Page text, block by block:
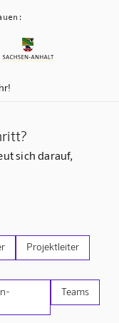
sich darauf,
Projektleiter
Teams